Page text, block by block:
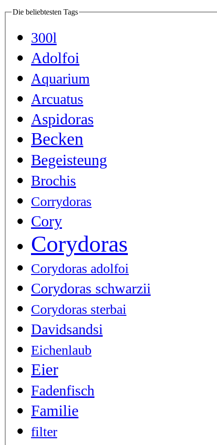
Die beliebtesten Tags
300l
Adolfoi
Aquarium
Arcuatus
Aspidoras
Becken
Begeisteung
Brochis
Corrydoras
Cory
Corydoras
Corydoras adolfoi
Corydoras schwarzii
Corydoras sterbai
Davidsandsi
Eichenlaub
Eier
Fadenfisch
Familie
filter